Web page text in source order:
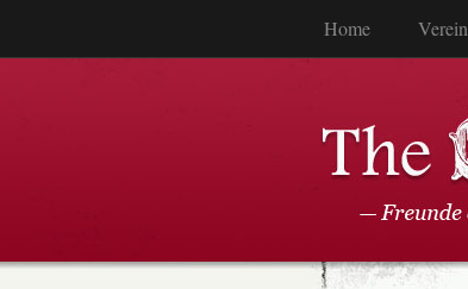
Home Verein